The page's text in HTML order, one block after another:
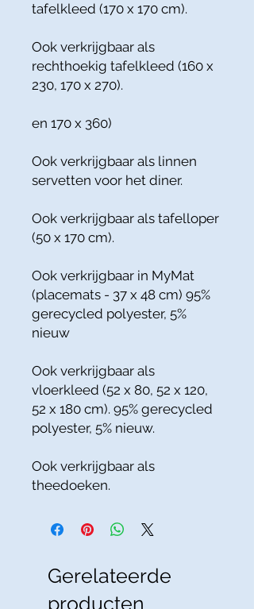
tafelkleed (170 x 170 cm).
Ook verkrijgbaar als
rechthoekig tafelkleed (160 x
230, 170 x 270).
en 170 x 360)
Ook verkrijgbaar als linnen
servetten voor het diner.
Ook verkrijgbaar als tafelloper
(50 x 170 cm).
Ook verkrijgbaar in MyMat
(placemats - 37 x 48 cm) 95%
gerecycled polyester, 5%
nieuw
Ook verkrijgbaar als
vloerkleed (52 x 80, 52 x 120,
52 x 180 cm). 95% gerecycled
polyester, 5% nieuw.
Ook verkrijgbaar als
theedoeken.
Gerelateerde
producten